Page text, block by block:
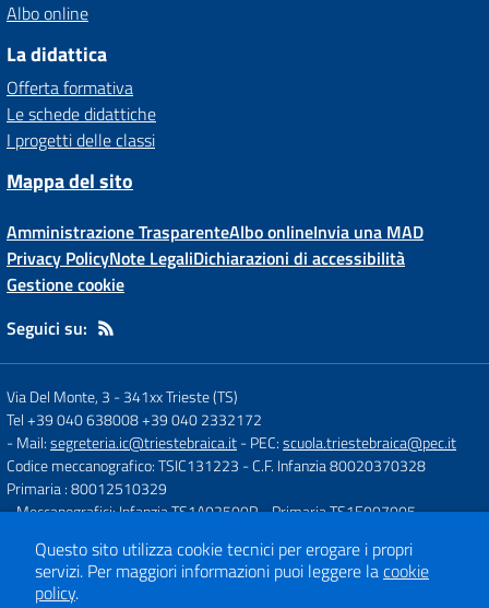
Albo online
La didattica
Offerta formativa
Le schede didattiche
I progetti delle classi
Mappa del sito
Amministrazione TrasparenteAlbo onlineInvia una MAD
Privacy PolicyNote LegaliDichiarazioni di accessibilità
Gestione cookie
Seguici su:
Via Del Monte, 3 -341xx Trieste (TS)
Tel +39 040 638008 +39 040 2332172
- Mail:segreteria.ic@triestebraica.it- PEC:scuola.triestebraica@pec.it
Codice meccanografico: TSIC131223 - C.F. Infanzia 80020370328
Primaria : 80012510329
- Meccanografici: Infanzia TS1A02500R - Primaria TS1E007005
Concept & Design by
Designers Italia
Questo sito utilizza cookie tecnici per erogare i propri
servizi. Per maggiori informazioni puoi leggere lacookie
policy.